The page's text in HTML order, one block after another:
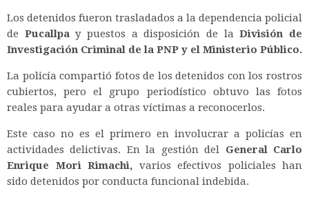
Los detenidos fueron trasladados a la dependencia policial
de Pucallpay puestos a disposición de laDivisión de
Investigación Criminal de la PNP y el Ministerio Público.
La policía compartió fotos de los detenidos con los rostros
cubiertos, pero el grupo periodístico obtuvo las fotos
reales para ayudar a otras víctimas a reconocerlos.
Este caso no es el primero en involucrar a policías en
actividades delictivas. En la gestión del General Carlo
Enrique Mori Rimachi, varios efectivos policiales han
sido detenidos por conducta funcional indebida.